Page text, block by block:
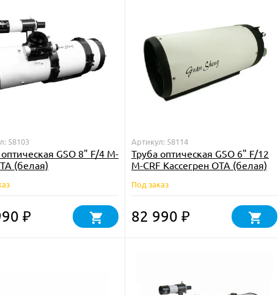
58103
GSO 8" F/4 M-
(белая)
₽
Артикул: 58114
Труба оптическая GSO 6" F/12
M-CRF Кассегрен OTA (белая)
Под заказ
82 990 ₽